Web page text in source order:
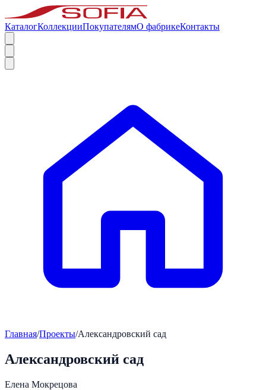
КаталогКоллекцииПокупателямО фабрикеКонтакты
Главная/Проекты/Александровский сад
Александровский сад
Елена Мокрецова